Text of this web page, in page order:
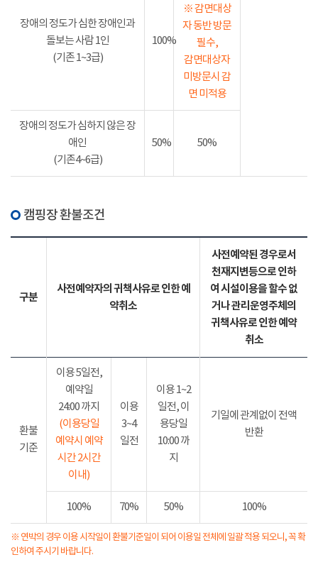
※ 감면대상
자 동반 방문
필수,
감면대상자
미방문시 감
면 미적용
장애의 정도가 심한 장애인과
돌보는 사람 1인
(기존 1~3급)
100%
장애의 정도가 심하지 않은 장
애인
(기존4~6급)
50% 50%
캠핑장 환불조건
구분
사전예약자의 귀책사유로 인한 예
약취소
사전예약된 경우로서
천재지변등으로 인하
여 시설이용을 할수 없
거나 관리운영주체의
귀책사유로 인한 예약
취소
환불
기준
이용 5일전,
예약일
24:00 까지
(이용당일
예약시 예약
시간 2시간
이내)
이용
3~4
일전
이용 1~2
일전, 이
용당일
10:00 까
지
기일에 관계없이 전액
반환
100% 70% 50% 100%
※ 연박의 경우 이용 시작일이 환불기준일이 되어 이용일 전체에 일괄 적용 되오니, 꼭 확
인하여 주시기 바랍니다.